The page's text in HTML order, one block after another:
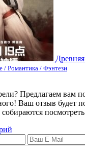
/ Романтика / Фэнтези
Предлагаем вам
Ваш отзыв будет